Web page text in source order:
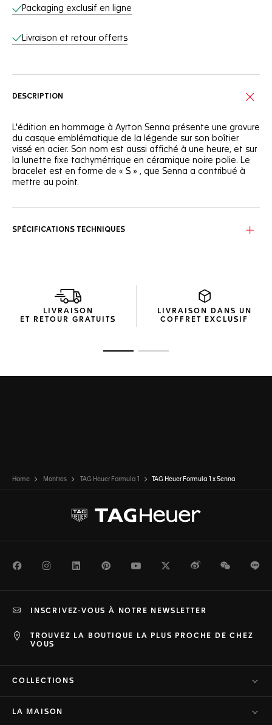
Packaging exclusif en ligne
Livraison et retour offerts
DESCRIPTION
L'édition en hommage à Ayrton Senna présente une gravure
du casque emblématique de la légende sur son boîtier
vissé en acier. Son nom est aussi affiché à une heure, et sur
la lunette fixe tachymétrique en céramique noire polie. Le
bracelet est en forme de « S » , que Senna a contribué à
mettre au point.
SPÉCIFICATIONS TECHNIQUES
LIVRAISON
ET RETOUR GRATUITS
LIVRAISON DANS UN
COFFRET EXCLUSIF
Home Montres TAG Heuer Formula 1 TAG Heuer Formula 1 x Senna
FacebookInstagramLinkedInPinterestYoutubeTwitterWeiboWeChat
TROUVEZ LA BOUTIQUE LA PLUS PROCHE DE CHEZ
VOUS
INSCRIVEZ-VOUS À NOTRE NEWSLETTER
COLLECTIONS
LA MAISON